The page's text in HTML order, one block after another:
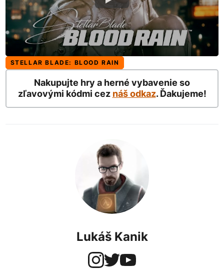
STELLAR BLADE: BLOOD RAIN
Nakupujte hry a herné vybavenie so
zľavovými kódmi cez náš odkaz. Ďakujeme!
Lukáš Kanik